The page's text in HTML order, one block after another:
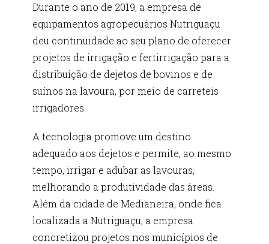
Durante o ano de 2019, a empresa de
equipamentos agropecuários Nutriguaçu
deu continuidade ao seu plano de oferecer
projetos de irrigação e fertirrigação para a
distribuição de dejetos de bovinos e de
suínos na lavoura, por meio de carreteis
irrigadores.
A tecnologia promove um destino
adequado aos dejetos e permite, ao mesmo
tempo, irrigar e adubar as lavouras,
melhorando a produtividade das áreas.
Além da cidade de Medianeira, onde fica
localizada a Nutriguaçu, a empresa
concretizou projetos nos municípios de